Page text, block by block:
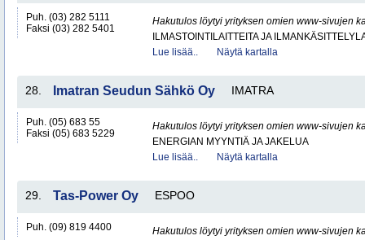
Puh. (03) 282 5111
Faksi (03) 282 5401
Hakutulos löytyi yrityksen omien www-sivujen
ILMASTOINTILAITTEITA JA
Lue lisää..
Näytä kartalla
28. Imatran Seudun Sähkö Oy IMATRA
Puh. (05) 683 55
Faksi (05) 683 5229
Hakutulos löytyi yrityksen omien www-sivujen
ENERGIAN MYYNTIÄ JA JAKELUA
Lue lisää..
Näytä kartalla
29. Tas-Power Oy ESPOO
Puh. (09) 819 4400
Hakutulos löytyi yrityksen omien www-sivujen